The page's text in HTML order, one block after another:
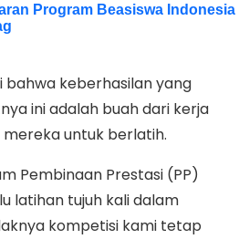
Program Beasiswa Indonesia
bahwa keberhasilan yang
ini adalah buah dari kerja
untuk berlatih.
Pembinaan Prestasi (PP)
latihan tujuh kali dalam
kompetisi kami tetap